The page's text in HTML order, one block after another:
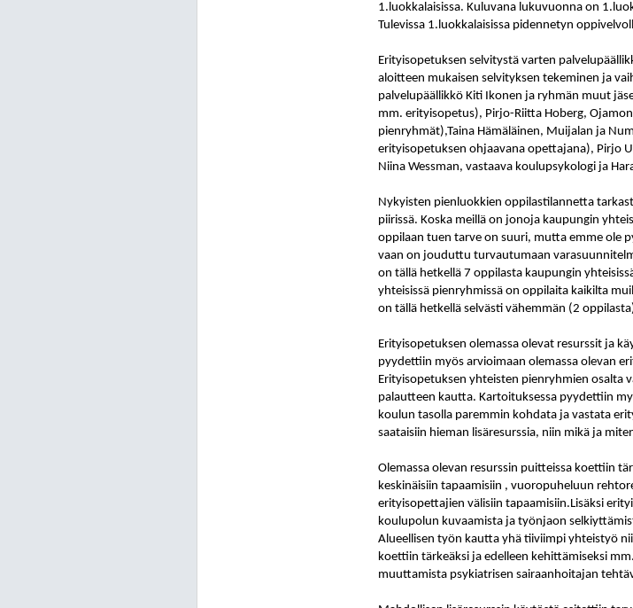
1.luokkalaisissa. Kuluvana lukuvuonna on
Tulevissa 1.luokkalaisissa pidennetyn
Erityisopetuksen selvitystä varten
aloitteen mukaisen selvityksen tekeminen ja
palvelupäällikkö Kiti Ikonen ja ryhmän muut
mm. erityisopetus), Pirjo-Riitta Hoberg,
pienryhmät),Taina Hämäläinen, Muijalan ja
erityisopetuksen ohjaavana opettajana), Pirjo
Niina Wessman, vastaava koulupsykologi ja
Nykyisten pienluokkien oppilastilannetta
piirissä. Koska meillä on jonoja kaupungin
oppilaan tuen tarve on suuri, mutta emme ole
vaan on jouduttu turvautumaan
on tällä hetkellä 7 oppilasta kaupungin
yhteisissä pienryhmissä on oppilaita kaikilta
on tällä hetkellä selvästi vähemmän (2
Erityisopetuksen olemassa olevat resurssit ja
pyydettiin myös arvioimaan olemassa olevan
Erityisopetuksen yhteisten pienryhmien
palautteen kautta. Kartoituksessa pyydettiin
koulun tasolla paremmin kohdata ja vastata
saataisiin hieman lisäresurssia, niin mikä ja
Olemassa olevan resurssin puitteissa koettiin
keskinäisiin tapaamisiin , vuoropuheluun
erityisopettajien välisiin tapaamisiin.Lisäksi
koulupolun kuvaamista ja työnjaon
Alueellisen työn kautta yhä tiiviimpi yhteistyö
koettiin tärkeäksi ja edelleen kehittämiseksi
muuttamista psykiatrisen sairaanhoitajan